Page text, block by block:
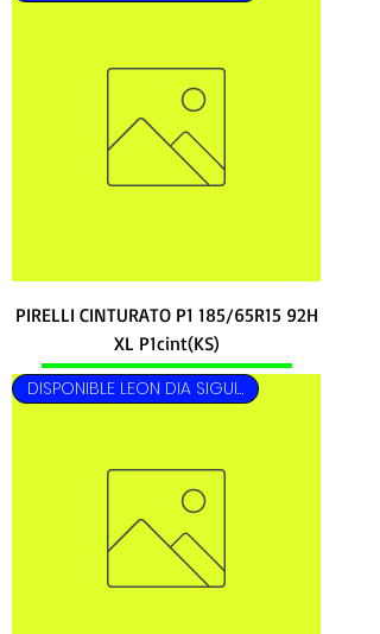
PIRELLI CINTURATO P1 185/65R15 92H
XL P1cint(KS)
DISPONIBLE LEON DIA SIGUIENTE